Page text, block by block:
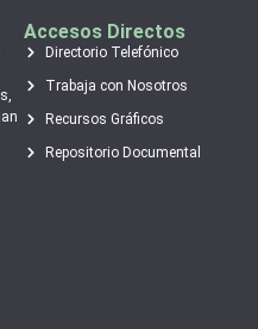
Accesos Directos
Directorio Telefónico
Trabaja con Nosotros
Recursos Gráficos
Repositorio Documental